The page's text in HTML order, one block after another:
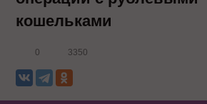
кошельками
0 3350